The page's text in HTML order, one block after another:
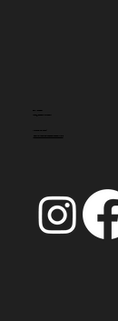
info@doccoimbra.com
MORADA FISCAL: